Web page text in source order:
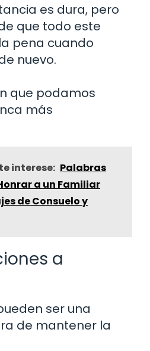
es dura, pero
que todo este
pena cuando
nuevo.
que podamos
más
interese: Palabras
a un Familiar
de Consuelo y
a
ser una
de mantener la